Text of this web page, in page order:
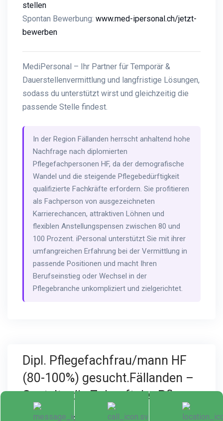
stellen
Spontan Bewerbung: www.med-ipersonal.ch/jetzt-
bewerben
MediPersonal – Ihr Partner für Temporär &
Dauerstellenvermittlung und langfristige Lösungen,
sodass du unterstützt wirst und gleichzeitig die
passende Stelle findest.
In der Region Fällanden herrscht anhaltend hohe
Nachfrage nach diplomierten
Pflegefachpersonen HF, da der demografische
Wandel und die steigende Pflegebedürftigkeit
qualifizierte Fachkräfte erfordern. Sie profitieren
als Fachperson von ausgezeichneten
Karrierechancen, attraktiven Löhnen und
flexiblen Anstellungspensen zwischen 80 und
100 Prozent. iPersonal unterstützt Sie mit ihrer
umfangreichen Erfahrung bei der Vermittlung in
passende Positionen und macht Ihren
Berufseinstieg oder Wechsel in der
Pflegebranche unkompliziert und zielgerichtet.
Dipl. Pflegefachfrau/mann HF
(80-100%) gesucht.Fällanden –
Gestalte die Zukunft der Pflege